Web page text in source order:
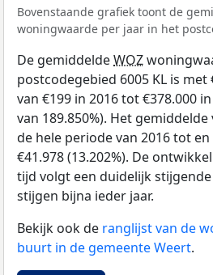
Bovenstaande grafiek toont de
woningwaarde per jaar in het
De gemiddeldeWOZ
postcodegebied 6005 KL is met
van €199 in 2016 tot €378.000
van 189.850%). Het
de hele periode van 2016 tot
€41.978 (13.202%). De
tijd volgt een duidelijk
stijgen bijna ieder jaar.
Bekijk ook de ranglijst van de
buurt in de gemeente Weert.